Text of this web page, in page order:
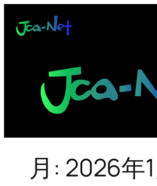
月: 2026年